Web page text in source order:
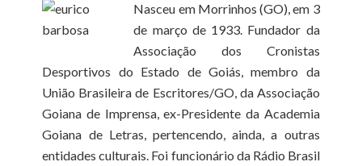
Nasceu em Morrinhos (GO), em 3
de março de 1933. Fundador da
Associação dos Cronistas
Desportivos do Estado de Goiás, membro da
União Brasileira de Escritores/GO, da Associação
Goiana de Imprensa, ex-Presidente da Academia
Goiana de Letras, pertencendo, ainda, a outras
entidades culturais. Foi funcionário da Rádio Brasil